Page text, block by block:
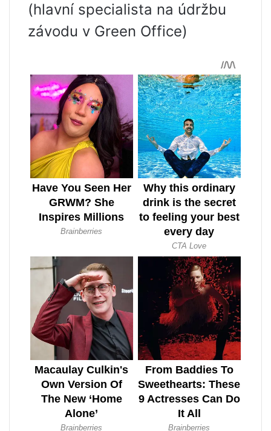
(hlavní specialista na údržbu
závodu v Green Office)